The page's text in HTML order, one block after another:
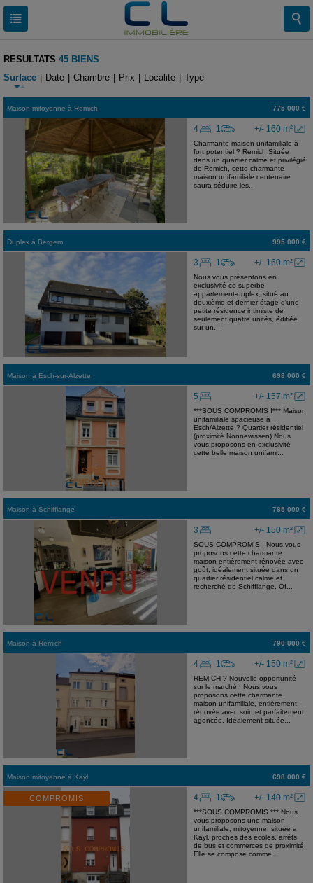
RESULTATS 45 BIENS
Surface
Date Chambre Prix Localité Type
Maison mitoyenne à Remich 775 000 €
+/- 160 m²
4 1
Charmante maison unifamiliale à
fort potentiel ? Remich Située
dans un quartier calme et privilégié
de Remich, cette charmante
maison unifamiliale centenaire
saura séduire les...
Duplex à Bergem 995 000 €
+/- 160 m²
3 1
Nous vous présentons en
exclusivité ce superbe
appartement-duplex, situé au
deuxième et dernier étage d'une
petite résidence intimiste de
seulement quatre unités, édifiée
sur un...
Maison à Esch-sur-Alzette 698 000 €
+/- 157 m²
5
***SOUS COMPROMIS !*** Maison
unifamiliale spacieuse à
Esch/Alzette ? Quartier résidentiel
(proximité Nonnewissen) Nous
vous proposons en exclusivité
cette belle maison unifami...
Maison à Schifflange 785 000 €
+/- 150 m²
3
SOUS COMPROMIS ! Nous vous
proposons cette charmante
maison entièrement rénovée avec
goût, idéalement située dans un
quartier résidentiel calme et
recherché de Schifflange. Of...
Maison à Remich 790 000 €
+/- 150 m²
4 1
REMICH ? Nouvelle opportunité
sur le marché ! Nous vous
proposons cette charmante
maison unifamiliale, entièrement
rénovée avec soin et parfaitement
agencée. Idéalement située...
Maison mitoyenne à Kayl 698 000 €
COMPROMIS +/- 140 m²
4 1
***SOUS COMPROMIS *** Nous
vous proposons une maison
unifamiliale, mitoyenne, située a
Kayl, proches des écoles, arrêts
de bus et commerces de proximité.
Elle se compose comme...